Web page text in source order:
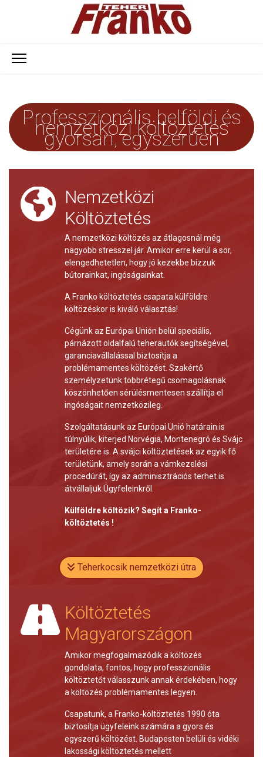
Professzionális belföldi és
nemzetközi költöztetés
gyorsan, egyszerűen
Nemzetközi
Költöztetés
A nemzetközi költözés az átlagosnál még
nagyobb stresszel jár. Amikor erre kerül a sor,
elengedhetetlen, hogy jó kezekbe bízzuk
bútorainkat, ingóságainkat.
A Franko költöztetés csapata külföldre
költözéskor is kiváló választás!
Cégünk az Európai Unión belül speciális,
párnázott oldalfalú teherautók segítségével,
garanciavállalással biztosítja a
problémamentes költözést. Szakértő
személyzetünk többrétegű csomagolásnak
köszönhetően sérülésmentesen szállítja el
ingóságait nemzetközileg.
Szolgáltatásunk az Európai Unió határain is
túlnyúlik, kiterjed Norvégia, Montenegró és Svájc
területére is. A svájci költöztetések az egyik fő
területünk, amely során a vámkezelési
procedúrát, így az adminisztrációs terhet is
átvállaljuk Ügyfeleinkről.
Külföldre költözik? Segít a Franko-
költöztetés !
Teherkocsik nemzetközi útra
Költöztetés
Magyarországon
Amikor megfogalmazódik a költözés
gondolata, fontos, hogy professzionális
költöztetőt válasszunk annak érdekében, hogy
a költözés problémamentes legyen.
Csapatunk, a Franko-költöztetés 1990 óta
biztosítja ügyfeleink számára a gyors és
egyszerű költözést. Budapesten belüli és vidéki
lakossági költöztetés mellett